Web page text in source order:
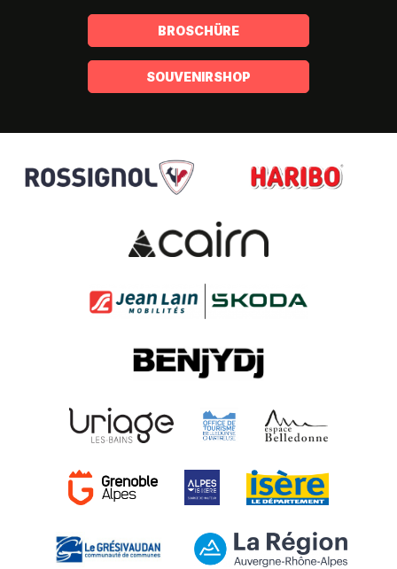
BROSCHÜRE
SOUVENIRSHOP